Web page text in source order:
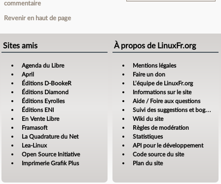
commentaire
Revenir en haut de page
Sites amis
Agenda du Libre
April
Éditions D-BookeR
Éditions Diamond
Éditions Eyrolles
Éditions ENI
En Vente Libre
Framasoft
La Quadrature du Net
Lea-Linux
Open Source Initiative
Imprimerie Grafik Plus
À propos de LinuxFr.org
Mentions légales
Faire un don
L’équipe de LinuxFr.org
Informations sur le site
Aide / Foire aux questions
Suivi des suggestions et bogues
Wiki du site
Règles de modération
Statistiques
API pour le développement
Code source du site
Plan du site